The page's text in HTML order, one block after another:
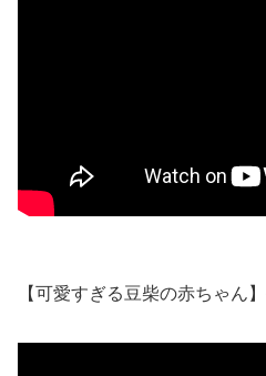
【可愛すぎる豆柴の赤ちゃん